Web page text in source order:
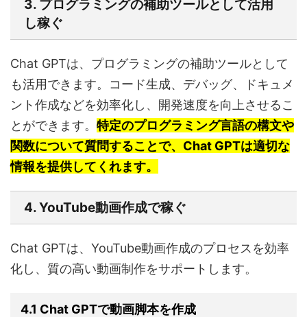
3. プログラミングの補助ツールとして活用
し稼ぐ
Chat GPTは、プログラミングの補助ツールとして
も活用できます。コード生成、デバッグ、ドキュメ
ント作成などを効率化し、開発速度を向上させるこ
とができます。 特定のプログラミング言語の構文や
関数について質問することで、Chat GPTは適切な
情報を提供してくれます。
4. YouTube動画作成で稼ぐ
Chat GPTは、YouTube動画作成のプロセスを効率
化し、質の高い動画制作をサポートします。
4.1 Chat GPTで動画脚本を作成